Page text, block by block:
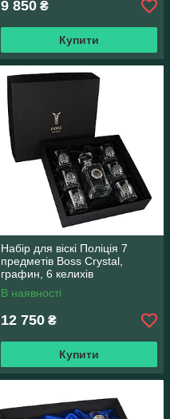
9 850 ₴
Купити
Набір для віскі Поліція 7
предметів Boss Crystal,
графин, 6 келихів
В наявності
12 750 ₴
Купити